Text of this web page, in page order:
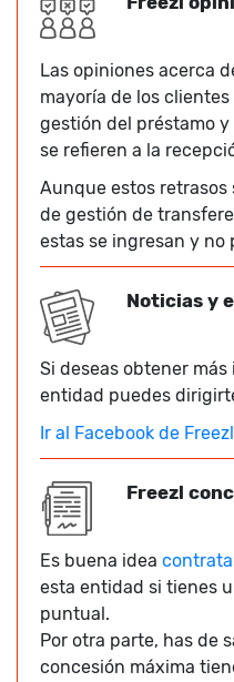
Las opiniones acerca
mayoría de los
gestión del préstamo
se refieren a la
Aunque estos
de gestión de
estas se ingresan y no
Noticias y
Si deseas obtener
entidad puedes
Ir al Facebook de Freezl
Freezl
Es buena idea
esta entidad si tienes
puntual.
Por otra parte, has de
concesión máxima